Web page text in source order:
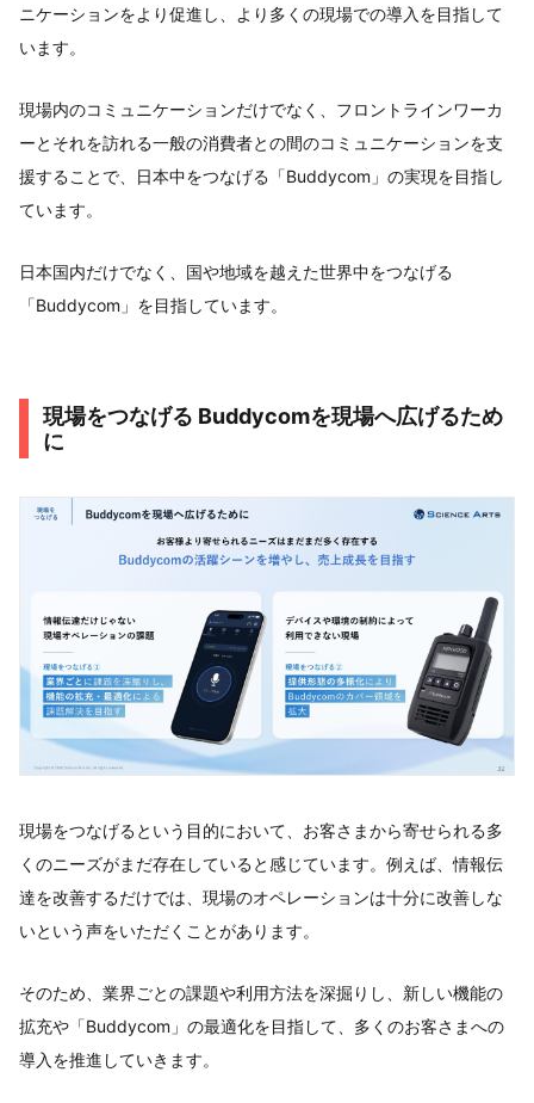
ニケーションをより促進し、より多くの現場での導入を目指して
います。
現場内のコミュニケーションだけでなく、フロントラインワーカ
ーとそれを訪れる一般の消費者との間のコミュニケーションを支
援することで、日本中をつなげる「Buddycom」の実現を目指し
ています。
日本国内だけでなく、国や地域を越えた世界中をつなげる
「Buddycom」を目指しています。
現場をつなげる Buddycomを現場へ広げるため
に
現場をつなげるという目的において、お客さまから寄せられる多
くのニーズがまだ存在していると感じています。例えば、情報伝
達を改善するだけでは、現場のオペレーションは十分に改善しな
いという声をいただくことがあります。
そのため、業界ごとの課題や利用方法を深掘りし、新しい機能の
拡充や「Buddycom」の最適化を目指して、多くのお客さまへの
導入を推進していきます。